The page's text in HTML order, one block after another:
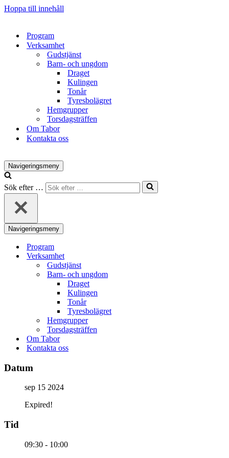
Hoppa till innehåll
Program
Verksamhet
Gudstjänst
Barn- och ungdom
Draget
Kulingen
Tonår
Tyresbolägret
Hemgrupper
Torsdagsträffen
Om Tabor
Kontakta oss
Navigeringsmeny
Sök efter …
Navigeringsmeny
Program
Verksamhet
Gudstjänst
Barn- och ungdom
Draget
Kulingen
Tonår
Tyresbolägret
Hemgrupper
Torsdagsträffen
Om Tabor
Kontakta oss
Datum
sep 15 2024
Expired!
Tid
09:30 - 10:00